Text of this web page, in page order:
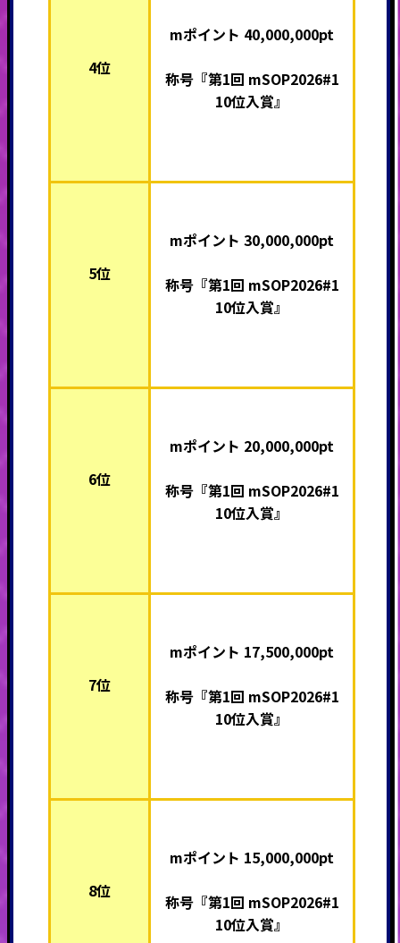
4位
mポイント 40,000,000pt
称号『第1回 mSOP2026#1
10位入賞』
5位
mポイント 30,000,000pt
称号『第1回 mSOP2026#1
10位入賞』
6位
mポイント 20,000,000pt
称号『第1回 mSOP2026#1
10位入賞』
7位
mポイント 17,500,000pt
称号『第1回 mSOP2026#1
10位入賞』
8位
mポイント 15,000,000pt
称号『第1回 mSOP2026#1
10位入賞』